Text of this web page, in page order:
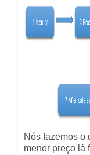
Nós fazemos o
menor preço lá